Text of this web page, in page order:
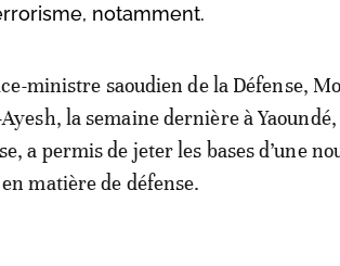
notamment.
ministre saoudien de la Défense,
la semaine dernière à
a permis de jeter les bases d’une
matière de défense.